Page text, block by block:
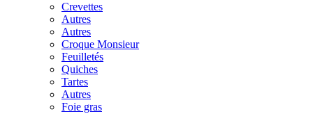
Crevettes
Autres
Autres
Croque Monsieur
Feuilletés
Quiches
Tartes
Autres
Foie gras